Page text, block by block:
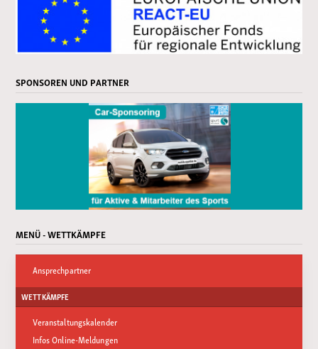
SPONSOREN UND PARTNER
MENÜ - WETTKÄMPFE
Ansprechpartner
WETTKÄMPFE
Veranstaltungskalender
Infos Online-Meldungen